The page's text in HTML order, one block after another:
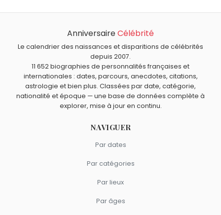
AnniversaireCélébrité
Le calendrier des naissances et disparitions de célébrités
depuis 2007.
11 652 biographies de personnalités françaises et
internationales : dates, parcours, anecdotes, citations,
astrologie et bien plus. Classées par date, catégorie,
nationalité et époque — une base de données complète à
explorer, mise à jour en continu.
NAVIGUER
Par dates
Par catégories
Par lieux
Par âges